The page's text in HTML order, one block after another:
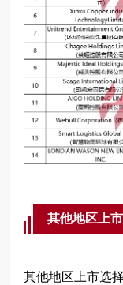
其他地区上
其他地区上市选